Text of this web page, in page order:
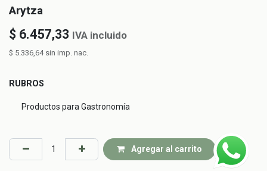
Arytza
$ 6.457,33 IVA incluido
$ 5.336,64 sin imp. nac.
RUBROS
Productos para Gastronomía
Agregar al carrito